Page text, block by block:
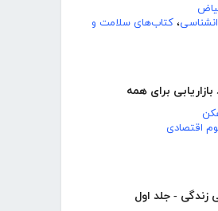
، کتاب‌های سلامت و
برای همه
اقتصادی
زندگی - جلد اول